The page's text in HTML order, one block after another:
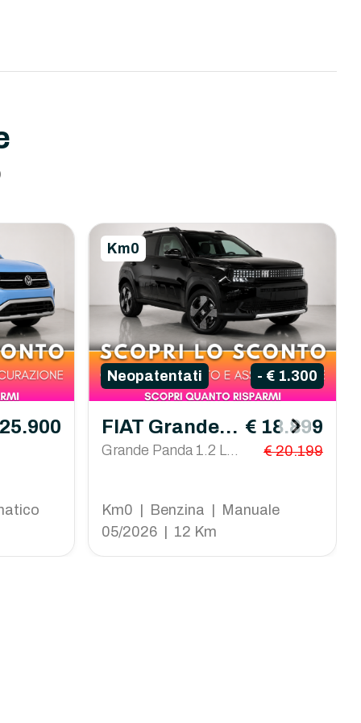
Km0
Neopatentati - € 1.300
FIAT Grande P
anda
Grande Panda 1.2 La
€ 18.899
€ 20.199
Km0 | Benzina | Manuale
05/2026 | 12 Km